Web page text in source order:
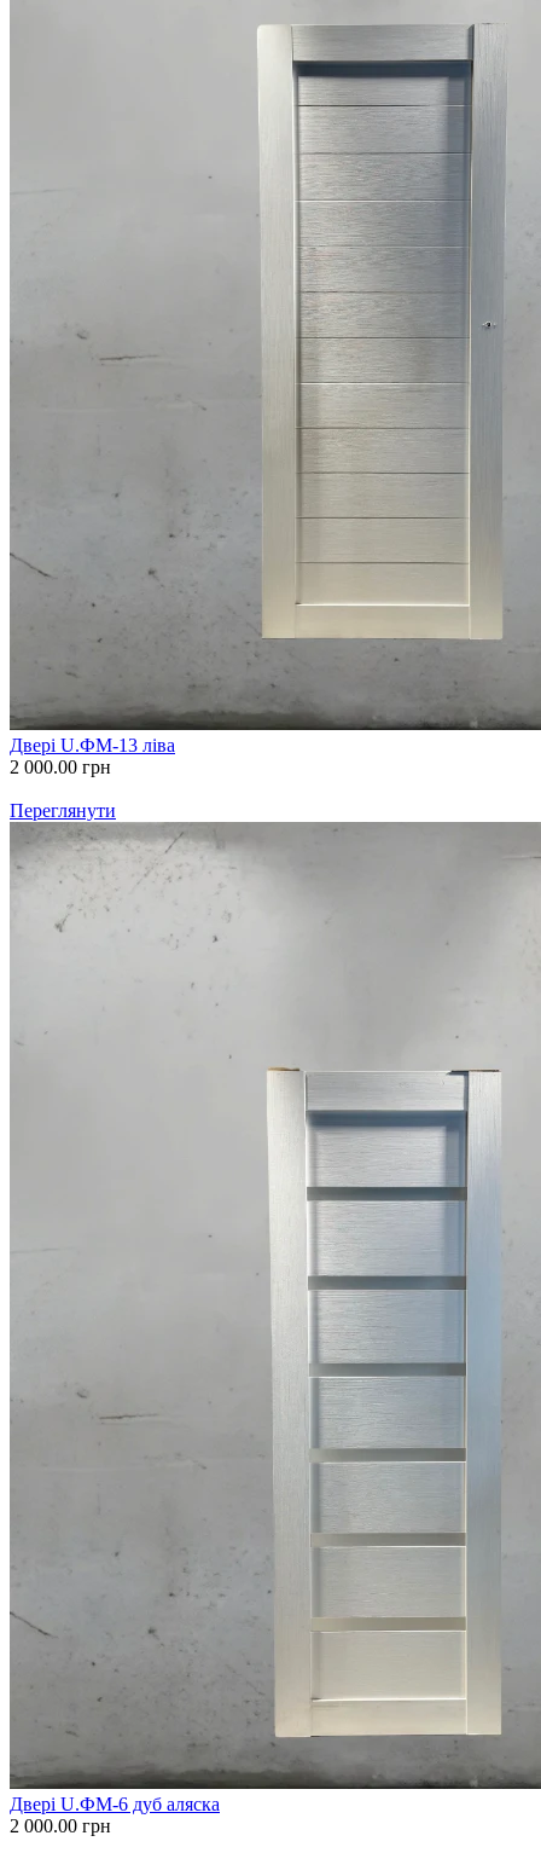
Двері U.ФМ-13 ліва
2 000.00 грн
Переглянути
Двері U.ФМ-6 дуб аляска
2 000.00 грн